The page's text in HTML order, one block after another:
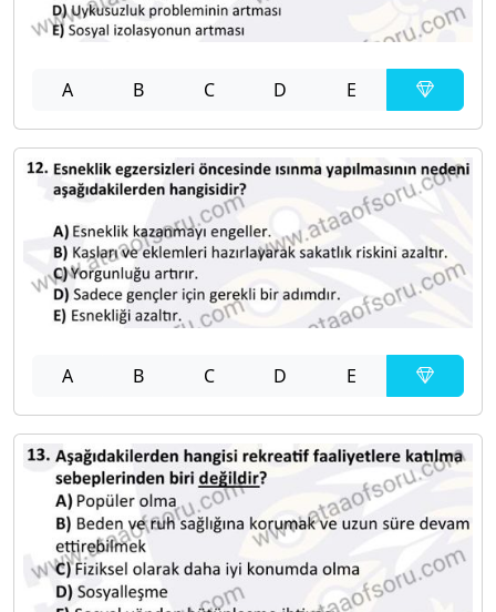
A B C D E
A B C D E